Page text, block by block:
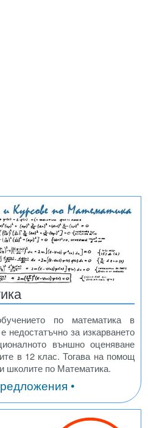
по математика в
недостатъчно за изкарването
външно оценяване
в 12 клас. Тогава на помощ
школите по Математика.
•